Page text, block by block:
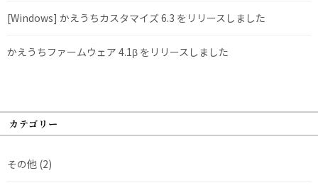
[Windows] かえうちカスタマイズ 6.3 をリリースしました
かえうちファームウェア 4.1β をリリースしました
カテゴリー
その他 (2)